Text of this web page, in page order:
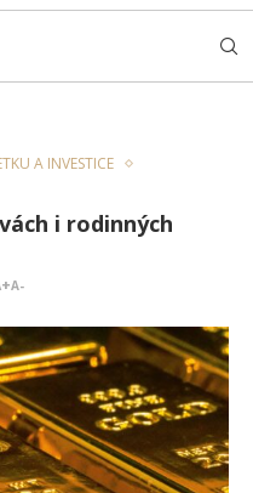
A INVESTICE
i rodinných
A-